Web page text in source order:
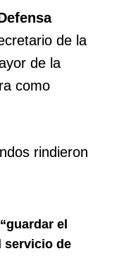
de la
de la
como
rindieron
“guardar el
servicio de